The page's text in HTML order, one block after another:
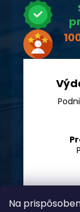
Na